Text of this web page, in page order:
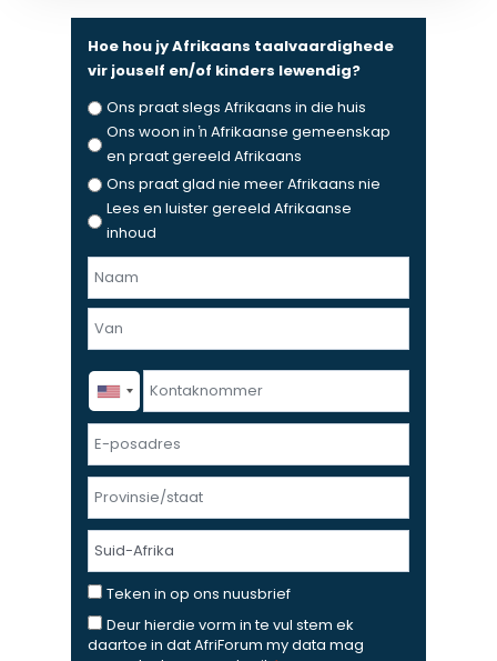
Hoe hou jy Afrikaans taalvaardighede
vir jouself en/of kinders lewendig?
Ons praat slegs Afrikaans in die huis
Ons woon in ŉ Afrikaanse gemeenskap
en praat gereeld Afrikaans
Ons praat glad nie meer Afrikaans nie
Lees en luister gereeld Afrikaanse
inhoud
N
a
m
v
a
n
F
t
L
s
K
o
n
a
k
n
o
m
m
e
r
p
o
s
a
d
r
e
s
P
o
i
s
n
d
T
e
k
Teken in op ons nuusbrief
D
e
Deur hierdie vorm in te vul stem ek
daartoe in dat AfriForum my data mag